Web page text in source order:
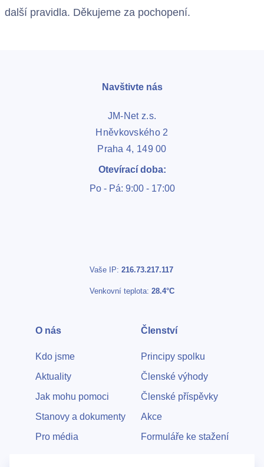
další pravidla. Děkujeme za pochopení.
Vaše IP: 216.73.217.117
Venkovní teplota: 28.4°C
Navštivte nás
JM-Net z.s.
Hněvkovského 2
Praha 4, 149 00
Otevírací doba:
Po - Pá: 9:00 - 17:00
O nás
Kdo jsme
Aktuality
Jak mohu pomoci
Stanovy a dokumenty
Pro média
Členství
Principy spolku
Členské výhody
Členské příspěvky
Akce
Formuláře ke stažení